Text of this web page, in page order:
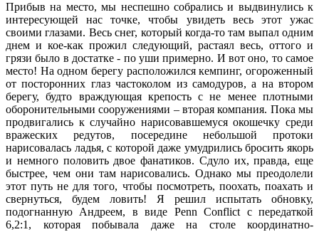
Прибыв на место, мы неспешно собрались и выдвинулись к
интересующей нас точке, чтобы увидеть весь этот ужас
своими глазами. Весь снег, который когда-то там выпал одним
днем и кое-как прожил следующий, растаял весь, оттого и
грязи было в достатке - по уши примерно. И вот оно, то самое
место! На одном берегу расположился кемпинг, огороженный
от посторонних глаз частоколом из самодуров, а на втором
берегу, будто враждующая крепость с не менее плотными
оборонительными сооружениями – вторая компания. Пока мы
продвигались к случайно нарисовавшемуся окошечку среди
вражеских редутов, посередине небольшой протоки
нарисовалась ладья, с которой даже умудрились бросить якорь
и немного половить двое фанатиков. Сдуло их, правда, еще
быстрее, чем они там нарисовались. Однако мы преодолели
этот путь не для того, чтобы посмотреть, поохать, поахать и
свернуться, будем ловить! Я решил испытать обновку,
подогнанную Андреем, в виде Penn Conflict с передаткой
6,2:1, которая побывала даже на столе координатно-